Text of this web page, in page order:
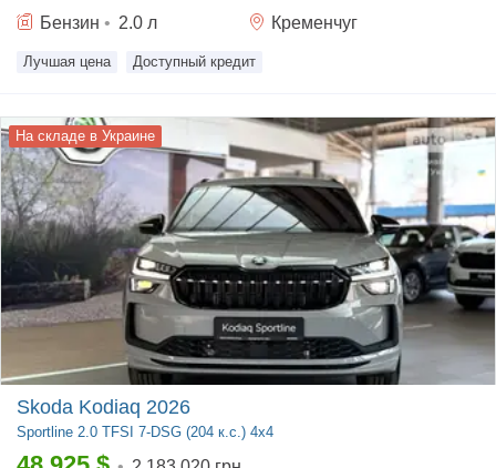
Бензин • 2.0 л Кременчуг
Лучшая цена Доступный кредит
На складе в Украине
Skoda Kodiaq 2026
Sportline 2.0 TFSI 7-DSG (204 к.с.) 4x4